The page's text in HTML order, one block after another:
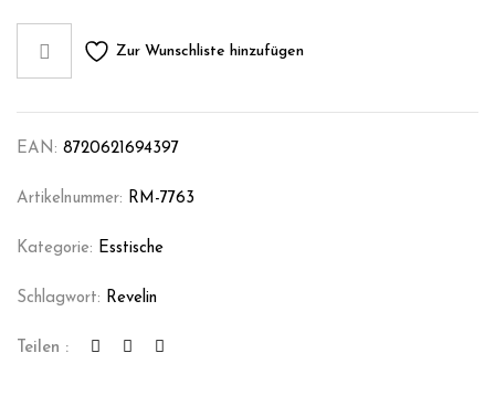
Zur Wunschliste hinzufügen
EAN: 8720621694397
Artikelnummer: RM-7763
Kategorie: Esstische
Schlagwort: Revelin
Teilen :